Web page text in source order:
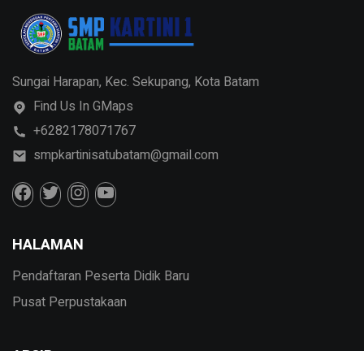
Sungai Harapan, Kec. Sekupang, Kota Batam
Find Us In GMaps
+6282178071767
smpkartinisatubatam@gmail.com
HALAMAN
Pendaftaran Peserta Didik Baru
Pusat Perpustakaan